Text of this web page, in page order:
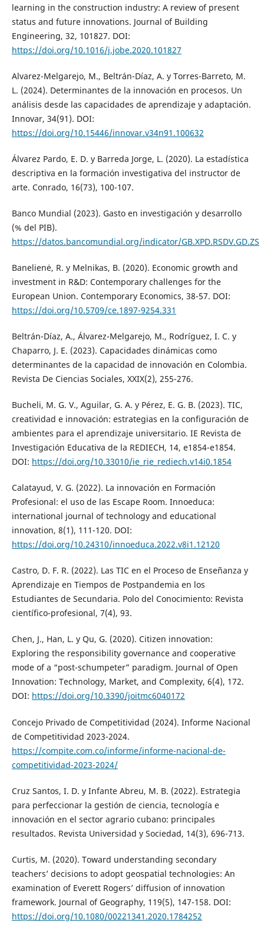
learning in the construction industry: A review of present
status and future innovations. Journal of Building
Engineering, 32, 101827. DOI:
https://doi.org/10.1016/j.jobe.2020.101827
Alvarez-Melgarejo, M., Beltrán-Díaz, A. y Torres-Barreto, M.
L. (2024). Determinantes de la innovación en procesos. Un
análisis desde las capacidades de aprendizaje y adaptación.
Innovar, 34(91). DOI:
https://doi.org/10.15446/innovar.v34n91.100632
Álvarez Pardo, E. D. y Barreda Jorge, L. (2020). La estadística
descriptiva en la formación investigativa del instructor de
arte. Conrado, 16(73), 100-107.
Banco Mundial (2023). Gasto en investigación y desarrollo
(% del PIB).
https://datos.bancomundial.org/indicator/GB.XPD.RSDV.GD.ZS
Banelienė, R. y Melnikas, B. (2020). Economic growth and
investment in R&D: Contemporary challenges for the
European Union. Contemporary Economics, 38-57. DOI:
https://doi.org/10.5709/ce.1897-9254.331
Beltrán-Díaz, A., Álvarez-Melgarejo, M., Rodríguez, I. C. y
Chaparro, J. E. (2023). Capacidades dinámicas como
determinantes de la capacidad de innovación en Colombia.
Revista De Ciencias Sociales, XXIX(2), 255-276.
Bucheli, M. G. V., Aguilar, G. A. y Pérez, E. G. B. (2023). TIC,
creatividad e innovación: estrategias en la configuración de
ambientes para el aprendizaje universitario. IE Revista de
Investigación Educativa de la REDIECH, 14, e1854-e1854.
DOI: https://doi.org/10.33010/ie_rie_rediech.v14i0.1854
Calatayud, V. G. (2022). La innovación en Formación
Profesional: el uso de las Escape Room. Innoeduca:
international journal of technology and educational
innovation, 8(1), 111-120. DOI:
https://doi.org/10.24310/innoeduca.2022.v8i1.12120
Castro, D. F. R. (2022). Las TIC en el Proceso de Enseñanza y
Aprendizaje en Tiempos de Postpandemia en los
Estudiantes de Secundaria. Polo del Conocimiento: Revista
científico-profesional, 7(4), 93.
Chen, J., Han, L. y Qu, G. (2020). Citizen innovation:
Exploring the responsibility governance and cooperative
mode of a “post-schumpeter” paradigm. Journal of Open
Innovation: Technology, Market, and Complexity, 6(4), 172.
DOI: https://doi.org/10.3390/joitmc6040172
Concejo Privado de Competitividad (2024). Informe Nacional
de Competitividad 2023-2024.
https://compite.com.co/informe/informe-nacional-de-
competitividad-2023-2024/
Cruz Santos, I. D. y Infante Abreu, M. B. (2022). Estrategia
para perfeccionar la gestión de ciencia, tecnología e
innovación en el sector agrario cubano: principales
resultados. Revista Universidad y Sociedad, 14(3), 696-713.
Curtis, M. (2020). Toward understanding secondary
teachers’ decisions to adopt geospatial technologies: An
examination of Everett Rogers’ diffusion of innovation
framework. Journal of Geography, 119(5), 147-158. DOI:
https://doi.org/10.1080/00221341.2020.1784252